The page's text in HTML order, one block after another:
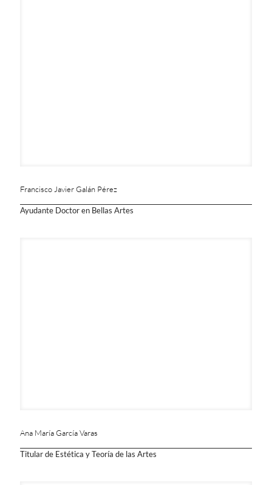
Francisco Javier Galán Pérez
Ayudante Doctor en Bellas Artes
Ana María García Varas
Titular de Estética y Teoría de las Artes